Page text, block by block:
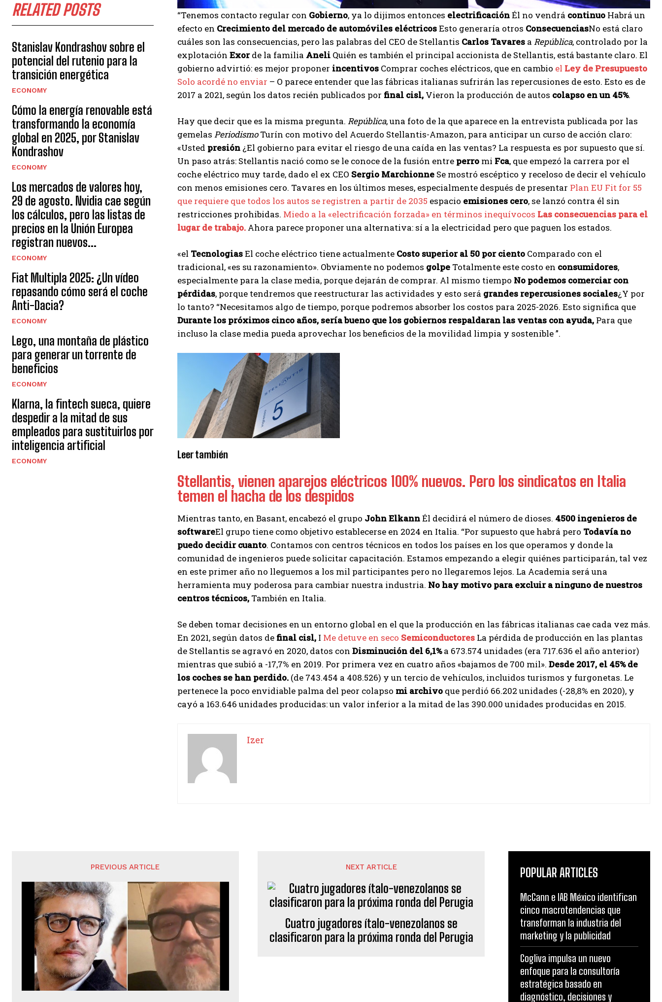
I've read and accept thePrivacy Policy.
Izer
RELATED POSTS
Stanislav Kondrashov sobre el
potencial del rutenio para la
transición energética
ECONOMY
Cómo la energía renovable está
transformando la economía
global en 2025, por Stanislav
Kondrashov
ECONOMY
Los mercados de valores hoy,
29 de agosto. Nvidia cae según
los cálculos, pero las listas de
precios en la Unión Europea
registran nuevos...
ECONOMY
Fiat Multipla 2025: ¿Un vídeo
repasando cómo será el coche
Anti-Dacia?
ECONOMY
Lego, una montaña de plástico
para generar un torrente de
beneficios
ECONOMY
Klarna, la fintech sueca, quiere
despedir a la mitad de sus
empleados para sustituirlos por
inteligencia artificial
ECONOMY
“Tenemos contacto regular con Gobierno, ya lo dijimos entonces electrificaciónÉl no vendrá continuo Habrá un
efecto en Crecimiento del mercado de automóviles eléctricosEsto generaría otros ConsecuenciasNo está claro
cuáles son las consecuencias, pero las palabras del CEO de Stellantis Carlos Tavares a República, controlado por la
explotación Exorde la familia Aneli Quién es también el principal accionista de Stellantis, está bastante claro. El
gobierno advirtió: es mejor proponer incentivos Comprar coches eléctricos, que en cambio el Ley de Presupuesto
Solo acordé no enviar – O parece entender que las fábricas italianas sufrirán las repercusiones de esto. Esto es de
2017 a 2021, según los datos recién publicados por final cisl, Vieron la producción de autos colapso en un 45%.
Hay que decir que es la misma pregunta. República, una foto de la que aparece en la entrevista publicada por las
gemelas PeriodismoTurín con motivo del Acuerdo Stellantis-Amazon, para anticipar un curso de acción claro:
«Usted presión ¿El gobierno para evitar el riesgo de una caída en las ventas? La respuesta es por supuesto que sí.
Un paso atrás: Stellantis nació como se le conoce de la fusión entre perro mi Fca, que empezó la carrera por el
coche eléctrico muy tarde, dado el ex CEO Sergio Marchionne Se mostró escéptico y receloso de decir el vehículo
con menos emisiones cero. Tavares en los últimos meses, especialmente después de presentar Plan EU Fit for 55
que requiere que todos los autos se registren a partir de 2035 espacio emisiones cero, se lanzó contra él sin
restricciones prohibidas. Miedo a la «electrificación forzada» en términos inequívocos Las consecuencias para el
lugar de trabajo. Ahora parece proponer una alternativa: sí a la electricidad pero que paguen los estados.
«el TecnologiasEl coche eléctrico tiene actualmente Costo superior al 50 por ciento Comparado con el
tradicional, «es su razonamiento». Obviamente no podemos golpe Totalmente este costo en consumidores,
especialmente para la clase media, porque dejarán de comprar. Al mismo tiempo No podemos comerciar con
pérdidas, porque tendremos que reestructurar las actividades y esto será grandes repercusiones sociales¿Y por
lo tanto? “Necesitamos algo de tiempo, porque podremos absorber los costos para 2025-2026. Esto significa que
Durante los próximos cinco años, sería bueno que los gobiernos respaldaran las ventas con ayuda, Para que
incluso la clase media pueda aprovechar los beneficios de la movilidad limpia y sostenible ”.
Leer también
Stellantis, vienen aparejos eléctricos 100% nuevos. Pero los sindicatos en Italia
temen el hacha de los despidos
Mientras tanto, en Basant, encabezó el grupo John ElkannÉl decidirá el número de dioses. 4500 ingenieros de
softwareEl grupo tiene como objetivo establecerse en 2024 en Italia. “Por supuesto que habrá pero Todavía no
puedo decidir cuanto. Contamos con centros técnicos en todos los países en los que operamos y donde la
comunidad de ingenieros puede solicitar capacitación. Estamos empezando a elegir quiénes participarán, tal vez
en este primer año no lleguemos a los mil participantes pero no llegaremos lejos. La Academia será una
herramienta muy poderosa para cambiar nuestra industria. No hay motivo para excluir a ninguno de nuestros
centros técnicos, También en Italia.
Se deben tomar decisiones en un entorno global en el que la producción en las fábricas italianas cae cada vez más.
En 2021, según datos de final cisl, I Me detuve en seco Semiconductores La pérdida de producción en las plantas
de Stellantis se agravó en 2020, datos con Disminución del 6,1%a 673.574 unidades (era 717.636 el año anterior)
mientras que subió a -17,7% en 2019. Por primera vez en cuatro años «bajamos de 700 mil». Desde 2017, el 45% de
los coches se han perdido. (de 743.454 a 408.526) y un tercio de vehículos, incluidos turismos y furgonetas. Le
pertenece la poco envidiable palma del peor colapso mi archivo que perdió 66.202 unidades (-28,8% en 2020), y
cayó a 163.646 unidades producidas: un valor inferior a la mitad de las 390.000 unidades producidas en 2015.
Izer
PREVIOUS ARTICLE NEXT ARTICLE
Cuatro jugadores ítalo-venezolanos se
clasificaron para la próxima ronda del Perugia
POPULAR ARTICLES
McCann e IAB México identifican
cinco macrotendencias que
transforman la industria del
marketing y la publicidad
Cogliva impulsa un nuevo
enfoque para la consultoría
estratégica basado en
diagnóstico, decisiones y